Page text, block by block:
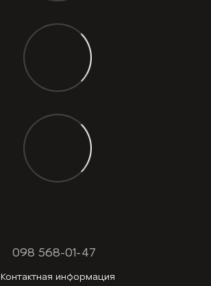
098 568-01-47
Контактная информация